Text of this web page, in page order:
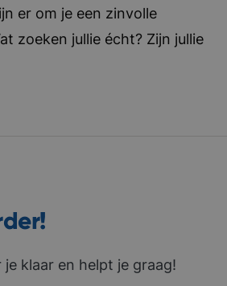
er om je een zinvolle
zoeken jullie écht? Zijn jullie
klaar en helpt je graag!